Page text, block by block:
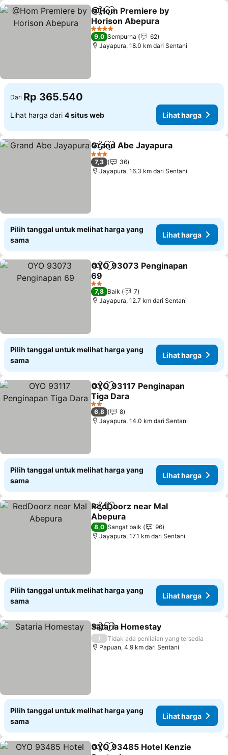
BagikanTambahkan ke favorit
@Hom Premiere by
Horison Abepura
4 Bintang
9,0 Sempurna
62
Jayapura, 18.0 km dari Sentani
Dari Rp 365.540
Lihat harga dari 4 situs web Lihat harga
BagikanTambahkan ke favorit
Grand Abe Jayapura
3 Bintang
7,3
36
Jayapura, 16.3 km dari Sentani
Pilih tanggal untuk melihat harga yang
sama
Lihat harga
BagikanTambahkan ke favorit
OYO 93073 Penginapan
69
2 Bintang
7,8 Baik
7
Jayapura, 12.7 km dari Sentani
Pilih tanggal untuk melihat harga yang
sama
Lihat harga
BagikanTambahkan ke favorit
OYO 93117 Penginapan
Tiga Dara
2 Bintang
6,8
8
Jayapura, 14.0 km dari Sentani
Pilih tanggal untuk melihat harga yang
sama
Lihat harga
BagikanTambahkan ke favorit
RedDoorz near Mal
Abepura
8,0 Sangat baik
96
Jayapura, 17.1 km dari Sentani
Pilih tanggal untuk melihat harga yang
sama
Lihat harga
BagikanTambahkan ke favorit
Sataria Homestay
/
Tidak ada penilaian yang tersedia
Papuan, 4.9 km dari Sentani
Pilih tanggal untuk melihat harga yang
sama
Lihat harga
BagikanTambahkan ke favorit
OYO 93485 Hotel Kenzie